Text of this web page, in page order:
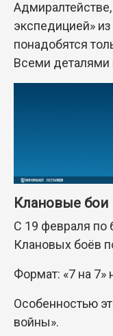
экспедицией»
понадобятся
Всеми
Клановые бои
С 19 февраля по
Клановых боёв
Формат: «7 на 7»
Особенностью
войны».